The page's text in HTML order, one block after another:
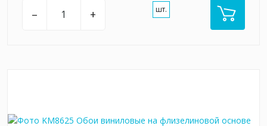
– + шт.